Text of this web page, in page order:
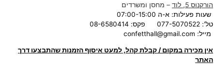
הורקנוס 5, לוד
– מחסן ומשרדים
שעות פעילות: א-ה 07:00-15:00
טל': 077-5070522
מייל: confetthall@gmail.com
אין מכירה במקום / קבלת קהל, למעט איסוף הזמנות שהתבצעו דרך
האתר